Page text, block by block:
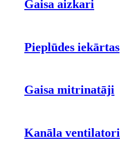
Gaisa aizkari
Pieplūdes iekārtas
Gaisa mitrinatāji
Kanāla ventilatori